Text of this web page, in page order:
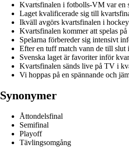
Kvartsfinalen i fotbolls-VM var en
Laget kvalificerade sig till
Ikväll avgörs kvartsfinalen i
Kvartsfinalen kommer att spelas på
Spelarna förbereder sig intensivt
Efter en tuff match vann de till slut
Svenska laget är favoriter inför
Kvartsfinalen sänds live på TV i
Vi hoppas på en spännande och
Synonymer
Åttondelsfinal
Semifinal
Playoff
Tävlingsomgång